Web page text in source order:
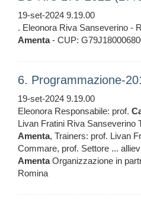
19-set-2024 9.19.00
. Eleonora Riva Sanseverino -
Amenta- CUP:
6. Programmazione-
19-set-2024 9.19.00
Eleonora Responsabile: prof.
Livan Fratini Riva Sanseverino
Amenta, Trainers: prof. Livan
Commare, prof. Settore ...
AmentaOrganizzazione in
Romina